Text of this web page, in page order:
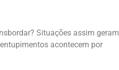
Situações assim geram
acontecem por